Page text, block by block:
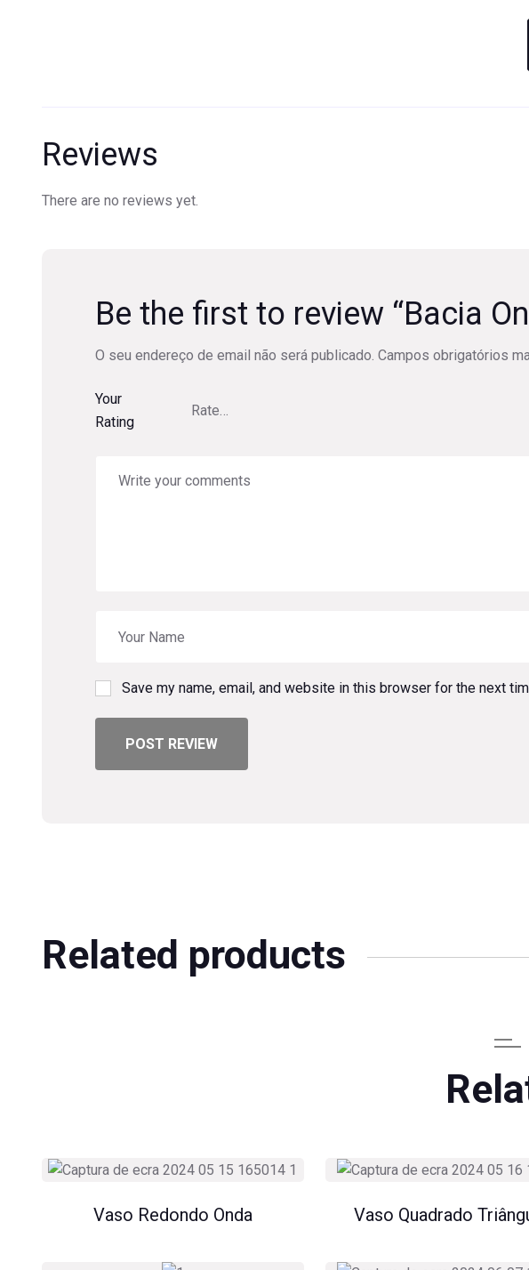
Reviews
There are no reviews yet.
Be the first to review “Bacia
O seu endereço de email não será publicado. Campos obrigatórios
Your
Rating
Save my name, email, and website in this browser for the next
POST REVIEW
Related products
Vaso Redondo Onda Vaso Quadrado